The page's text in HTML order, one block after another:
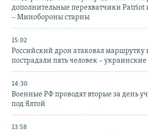
дополнительные перехватчики Patriot
– Минобороны старны
15:02
Российский дрон атаковал маршрутку
пострадали пять человек – украинские
14:30
Военные РФ проводят вторые за день
под Ялтой
13:58